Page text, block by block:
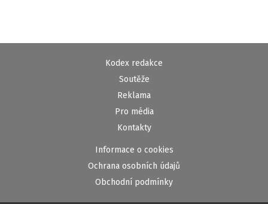
Kodex redakce
Soutěže
Reklama
Pro média
Kontakty
Informace o cookies
Ochrana osobních údajů
Obchodní podmínky